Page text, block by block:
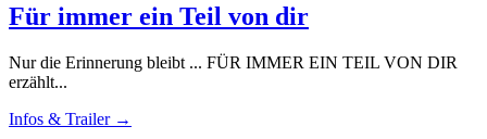
Für immer ein Teil von dir
Nur die Erinnerung bleibt ... FÜR IMMER EIN TEIL VON DIR
erzählt...
Infos & Trailer →